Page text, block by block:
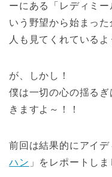
ーにある「レディミ
いう野望から始まっ
人も見てくれているよ
が、しかし！
僕は一切の心の揺る
きますよ～！！
前回は結果的にアイデ
ハン 」をレポートし